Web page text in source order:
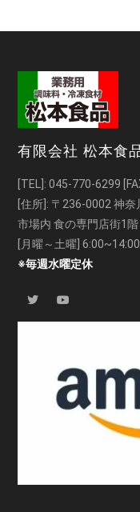
有限会社 松本食
[TEL]:045-770-6299
[住所]: 〒236-0002 神
市場内 食の専門店街1階
[月曜～土曜]
※毎週水曜定休